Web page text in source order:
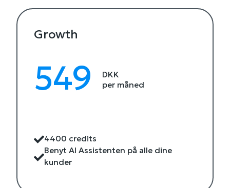
Growth
549
DKK
per måned
4400 credits
Benyt AI Assistenten på alle dine
kunder